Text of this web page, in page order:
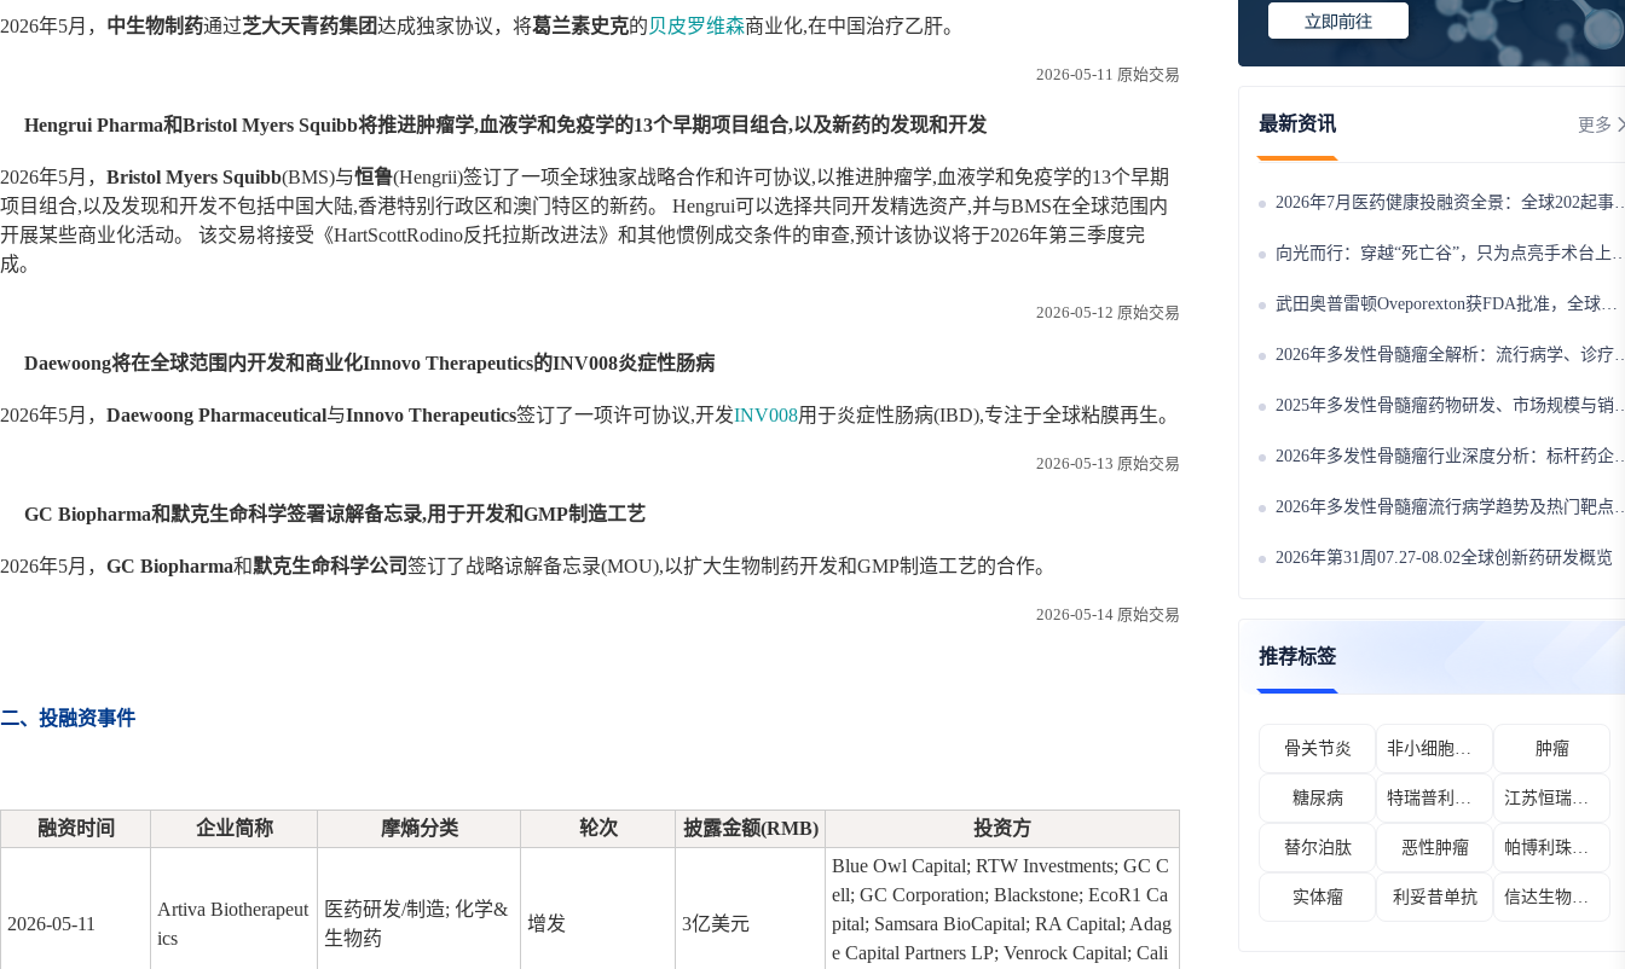
2026年5月， 中生物制药通过芝大天青药集团达成独家协议，将葛兰素史克的贝皮罗维森商业化,在中国治疗乙肝。
2026-05-11 原始交易
Hengrui Pharma和Bristol Myers Squibb将推进肿瘤学,血液学和免疫学的13个早期项目组合,以及新药的发现和开发
2026年5月， Bristol Myers Squibb(BMS)与恒鲁(Hengrii)签订了一项全球独家战略合作和许可协议,以推进肿瘤学,血液学和免疫学的13个早期
项目组合,以及发现和开发不包括中国大陆,香港特别行政区和澳门特区的新药。 Hengrui可以选择共同开发精选资产,并与BMS在全球范围内
开展某些商业化活动。 该交易将接受《HartScottRodino反托拉斯改进法》和其他惯例成交条件的审查,预计该协议将于2026年第三季度完
成。
2026-05-12 原始交易
Daewoong将在全球范围内开发和商业化Innovo Therapeutics的INV008炎症性肠病
2026年5月， Daewoong Pharmaceutical与Innovo Therapeutics签订了一项许可协议,开发INV008用于炎症性肠病(IBD),专注于全球粘膜再生。
2026-05-13 原始交易
GC Biopharma和默克生命科学签署谅解备忘录,用于开发和GMP制造工艺
2026年5月， GC Biopharma和默克生命科学公司签订了战略谅解备忘录(MOU),以扩大生物制药开发和GMP制造工艺的合作。
2026-05-14 原始交易
二、投融资事件
融资时间 企业简称 摩熵分类 轮次 披露金额(RMB) 投资方
2026-05-11
Artiva Biotherapeut
ics
医药研发/制造; 化学&
生物药
增发 3亿美元
Blue Owl Capital; RTW Investments; GC C
ell; GC Corporation; Blackstone; EcoR1 Ca
pital; Samsara BioCapital; RA Capital; Adag
e Capital Partners LP; Venrock Capital; Cali
最新资讯 更多
2026年7月医药健康投融资全景：全球202起事件、中国99起，医疗器械+医药研发双赛道吸金564亿
向光而行：穿越“死亡谷”，只为点亮手术台上的那束光
武田奥普雷顿Oveporexton获FDA批准，全球首个靶向食欲素的1型发作性睡病对因治疗药物上市
2026年多发性骨髓瘤全解析：流行病学、诊疗及医保政策梳理
2025年多发性骨髓瘤药物研发、市场规模与销售趋势全解析
2026年多发性骨髓瘤行业深度分析：标杆药企案例与技术迭代研判
2026年多发性骨髓瘤流行病学趋势及热门靶点药物市场表现洞察
2026年第31周07.27-08.02全球创新药研发概览
推荐标签
骨关节炎 肿瘤
糖尿病
替尔泊肽 恶性肿瘤
实体瘤 利妥昔单抗
上海主动科技有限公司通过天使轮融资
融资时间：2026-08-03
北京元育生物科技有限公司通过A+轮融资
优加健保健康科技（北京）有限公司
融资时间：2026-07-31
Medres International通过收并购融资
融资时间：2026-07-31
First Baptist Medical Center 通过收并购融资